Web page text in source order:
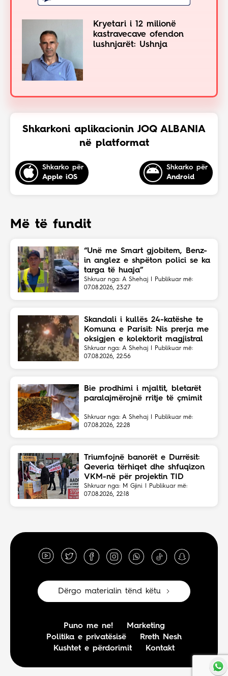
Kryetari i 12 milionë
kastravecave ofendon
lushnjarët: Ushnja
Shkarkoni aplikacionin JOQ ALBANIA
në platformat
Shkarko për
Apple iOS
Shkarko për
Android
Më të fundit
“Unë me Smart gjobitem, Benz-
in anglez e shpëton polici se ka
targa të huaja”
Shkruar nga: A Shehaj | Publikuar më:
07.08.2026, 23:27
Skandali i kullës 24-katëshe te
Komuna e Parisit: Nis prerja me
oksigjen e kolektorit magjistral
në fshehtësi
Shkruar nga: A Shehaj | Publikuar më:
07.08.2026, 22:56
Bie prodhimi i mjaltit, bletarët
paralajmërojnë rritje të çmimit
Shkruar nga: A Shehaj | Publikuar më:
07.08.2026, 22:28
Triumfojnë banorët e Durrësit:
Qeveria tërhiqet dhe shfuqizon
VKM-në për projektin TID
Shkruar nga: M Gjini | Publikuar më:
07.08.2026, 22:18
Dërgo materialin tënd këtu
Puno me ne!
Marketing
Politika e privatësisë
Rreth Nesh
Kushtet e përdorimit
Kontakt